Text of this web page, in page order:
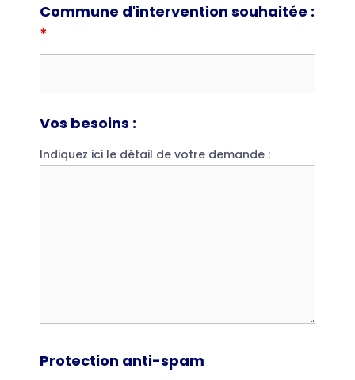
Commune d'intervention souhaitée :
*
Vos besoins :
Indiquez ici le détail de votre demande :
Protection anti-spam